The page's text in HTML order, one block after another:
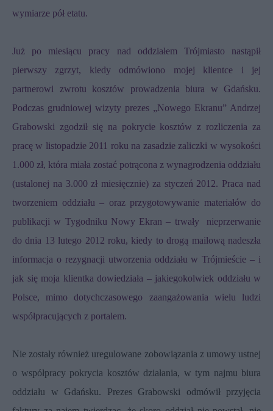
wymiarze pół etatu.
Już po miesiącu pracy nad oddziałem Trójmiasto nastąpił
pierwszy zgrzyt, kiedy odmówiono mojej klientce i jej
partnerowi zwrotu kosztów prowadzenia biura w Gdańsku.
Podczas grudniowej wizyty prezes „Nowego Ekranu” Andrzej
Grabowski zgodził się na pokrycie kosztów z rozliczenia za
pracę w listopadzie 2011 roku na zasadzie zaliczki w wysokości
1.000 zł, która miała zostać potrącona z wynagrodzenia oddziału
(ustalonej na 3.000 zł miesięcznie) za styczeń 2012. Praca nad
tworzeniem oddziału – oraz przygotowywanie materiałów do
publikacji w Tygodniku Nowy Ekran – trwały nieprzerwanie
do dnia 13 lutego 2012 roku, kiedy to drogą mailową nadeszła
informacja o rezygnacji utworzenia oddziału w Trójmieście – i
jak się moja klientka dowiedziała – jakiegokolwiek oddziału w
Polsce, mimo dotychczasowego zaangażowania wielu ludzi
współpracujących z portalem.
Nie zostały również uregulowane zobowiązania z umowy ustnej
o współpracy pokrycia kosztów działania, w tym najmu biura
oddziału w Gdańsku. Prezes Grabowski odmówił przyjęcia